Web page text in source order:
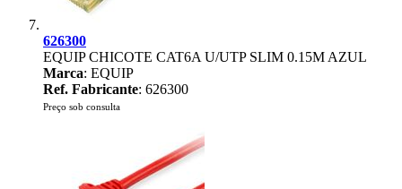
626300
EQUIP CHICOTE CAT6A U/UTP SLIM 0.15M AZUL
Marca: EQUIP
Ref. Fabricante: 626300
Preço sob consulta